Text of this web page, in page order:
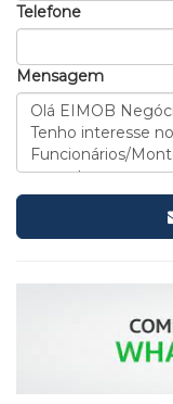
Telefone
Mensagem